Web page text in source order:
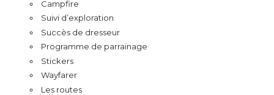
Campfire
Suivi d’exploration
Succès de dresseur
Programme de parrainage
Stickers
Wayfarer
Les routes